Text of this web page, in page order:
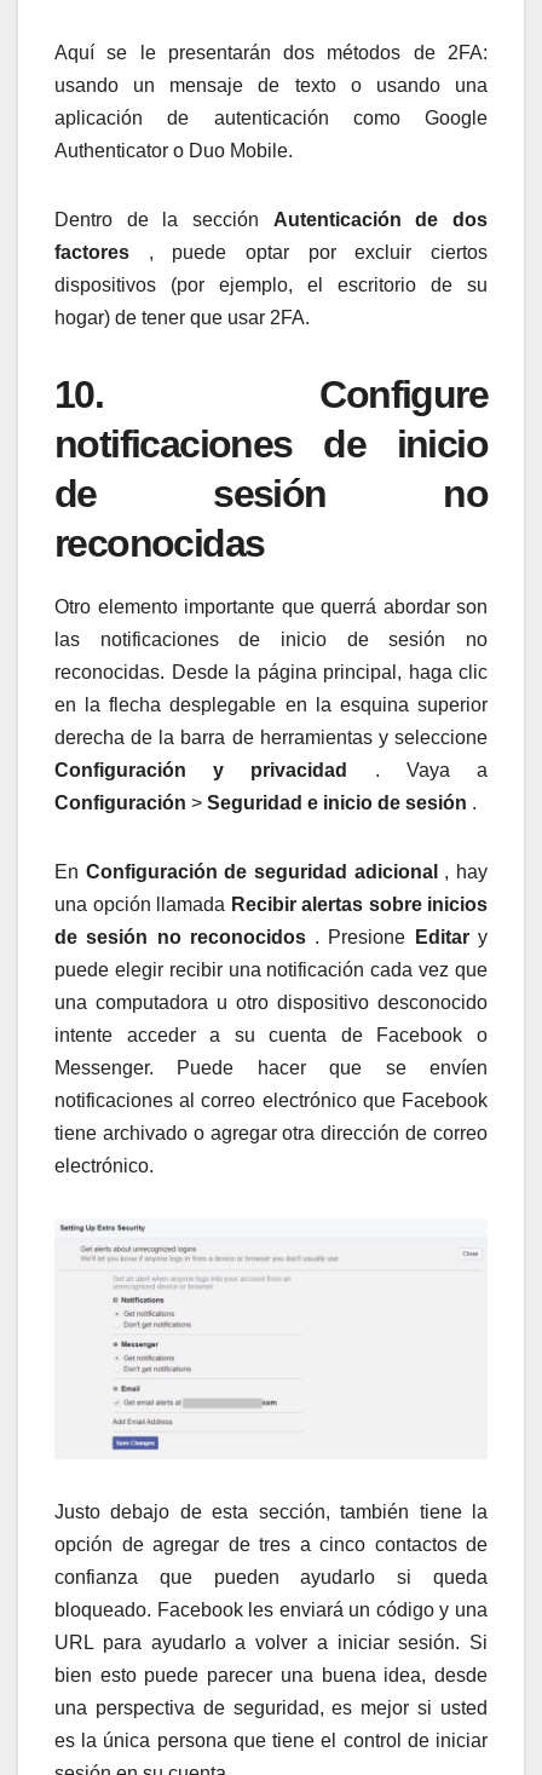
Aquí se le presentarán dos métodos de 2FA:
usando un mensaje de texto o usando una
aplicación de autenticación como Google
Authenticator o Duo Mobile.
Dentro de la sección Autenticación de dos
factores , puede optar por excluir ciertos
dispositivos (por ejemplo, el escritorio de su
hogar) de tener que usar 2FA.
10. Configure
notificaciones de inicio
de sesión no
reconocidas
Otro elemento importante que querrá abordar son
las notificaciones de inicio de sesión no
reconocidas. Desde la página principal, haga clic
en la flecha desplegable en la esquina superior
derecha de la barra de herramientas y seleccione
Configuración y privacidad
. Vaya a
Configuración > Seguridad e inicio de sesión .
En Configuración de seguridad adicional , hay
una opción llamada Recibir alertas sobre inicios
de sesión no reconocidos. Presione Editary
puede elegir recibir una notificación cada vez que
una computadora u otro dispositivo desconocido
intente acceder a su cuenta de Facebook o
Messenger. Puede hacer que se envíen
notificaciones al correo electrónico que Facebook
tiene archivado o agregar otra dirección de correo
electrónico.
Justo debajo de esta sección, también tiene la
opción de agregar de tres a cinco contactos de
confianza que pueden ayudarlo si queda
bloqueado. Facebook les enviará un código y una
URL para ayudarlo a volver a iniciar sesión. Si
bien esto puede parecer una buena idea, desde
una perspectiva de seguridad, es mejor si usted
es la única persona que tiene el control de iniciar